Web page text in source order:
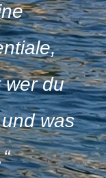
wer du
was